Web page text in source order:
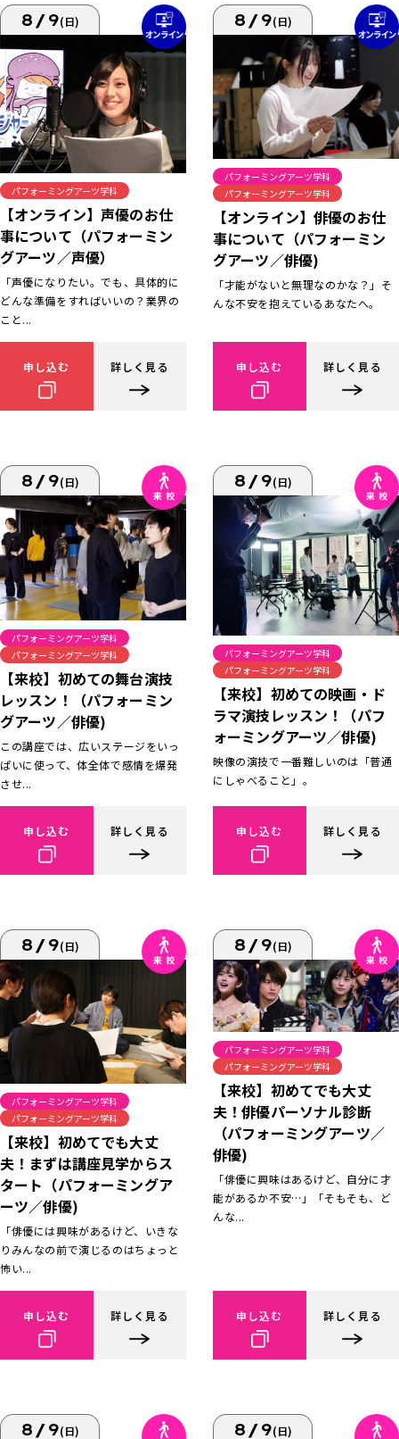
8/9(日)
パフォーミングアーツ学科
【オンライン】声優のお仕
事について（パフォーミン
グアーツ／声優）
「声優になりたい。でも、具体的に
どんな準備をすればいいの？業界の
こと...
申し込む 詳しく見る
8/9(日)
パフォーミングアーツ学科
パフォーミングアーツ学科
【オンライン】俳優のお仕
事について（パフォーミン
グアーツ／俳優)
「才能がないと無理なのかな？」そ
んな不安を抱えているあなたへ。
申し込む 詳しく見る
8/9(日)
パフォーミングアーツ学科
パフォーミングアーツ学科
【来校】初めての舞台演技
レッスン！（パフォーミン
グアーツ／俳優)
この講座では、広いステージをいっ
ぱいに使って、体全体で感情を爆発
させ...
申し込む 詳しく見る
8/9(日)
パフォーミングアーツ学科
パフォーミングアーツ学科
【来校】初めての映画・ド
ラマ演技レッスン！（パフ
ォーミングアーツ／俳優)
映像の演技で一番難しいのは「普通
にしゃべること」。
申し込む 詳しく見る
8/9(日)
パフォーミングアーツ学科
パフォーミングアーツ学科
【来校】初めてでも大丈
夫！まずは講座見学からス
タート（パフォーミングア
ーツ／俳優)
「俳優には興味があるけど、いきな
りみんなの前で演じるのはちょっと
怖い...
申し込む 詳しく見る
8/9(日)
パフォーミングアーツ学科
パフォーミングアーツ学科
【来校】初めてでも大丈
夫！俳優パーソナル診断
（パフォーミングアーツ／
俳優)
「俳優に興味はあるけど、自分に才
能があるか不安…」「そもそも、ど
んな...
申し込む 詳しく見る
8/9(日) 8/9(日)